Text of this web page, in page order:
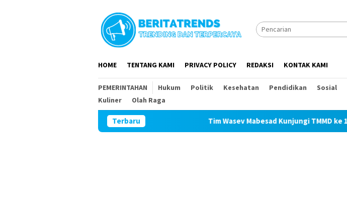
HOME TENTANG KAMI PRIVACY POLICY REDAKSI KONTAK KAMI
PEMERINTAHAN Hukum Politik Kesehatan Pendidikan Sosial
Kuliner
Olah Raga
Terbaru Tim Wasev Mabesad Kunjungi TMMD ke 129 Bulu Lor